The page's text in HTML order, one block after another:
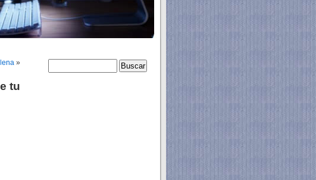
»
tu